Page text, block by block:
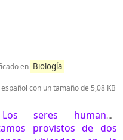
en Biología
español con un tamaño de 5,08 KB
Los seres humanos
provistos de dos